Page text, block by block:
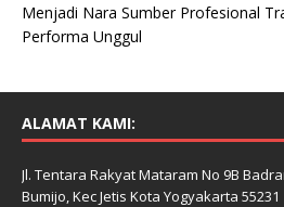
Menjadi Nara Sumber Profesional
Performa Unggul
ALAMAT KAMI:
Jl. Tentara Rakyat Mataram No 9B
Bumijo, Kec Jetis Kota Yogyakarta 55231